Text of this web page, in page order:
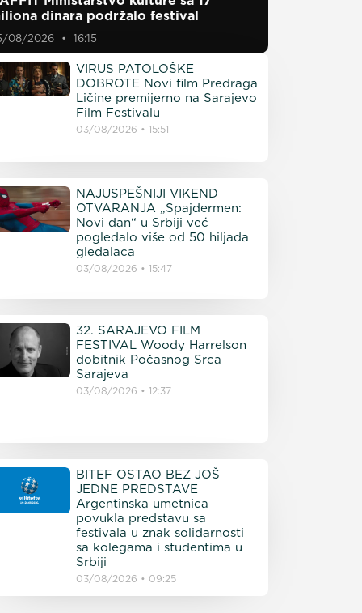
dinara podržalo festival
08/2026 16:15
VIRUS PATOLOŠKE
DOBROTE Novi film Predraga
Ličine premijerno na Sarajevo
Film Festivalu
03/08/2026 15:51
NAJUSPEŠNIJI VIKEND
OTVARANJA „Spajdermen:
Novi dan“ u Srbiji već
pogledalo više od 50 hiljada
gledalaca
03/08/2026 15:47
32. SARAJEVO FILM
FESTIVAL Woody Harrelson
dobitnik Počasnog Srca
Sarajeva
03/08/2026 12:37
BITEF OSTAO BEZ JOŠ
JEDNE PREDSTAVE
Argentinska umetnica
povukla predstavu sa
festivala u znak solidarnosti
sa kolegama i studentima u
Srbiji
03/08/2026 09:25